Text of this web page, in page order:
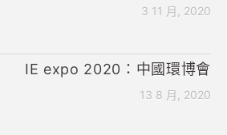
3 11 月, 2020
IE expo 2020：中國環博會
13 8 月, 2020